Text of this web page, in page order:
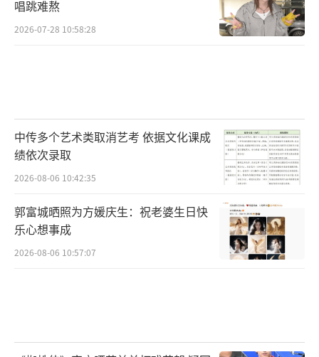
唱跳难熬
2026-07-28 10:58:28
中传多个艺术类取消艺考 依据文化课成
绩依次录取
2026-08-06 10:42:35
郭富城晒照为方媛庆生：祝老婆生日快
乐心想事成
2026-08-06 10:57:07